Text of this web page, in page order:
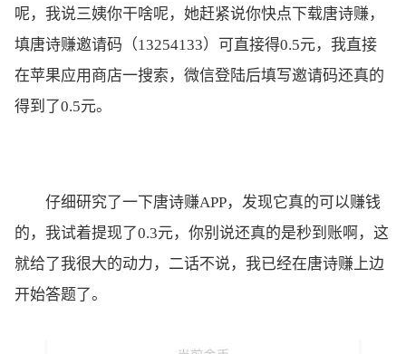
呢，我说三姨你干啥呢，她赶紧说你快点下载唐诗赚，
填唐诗赚邀请码（13254133）可直接得0.5元，我直接
在苹果应用商店一搜索，微信登陆后填写邀请码还真的
得到了0.5元。
仔细研究了一下唐诗赚APP，发现它真的可以赚钱
的，我试着提现了0.3元，你别说还真的是秒到账啊，这
就给了我很大的动力，二话不说，我已经在唐诗赚上边
开始答题了。